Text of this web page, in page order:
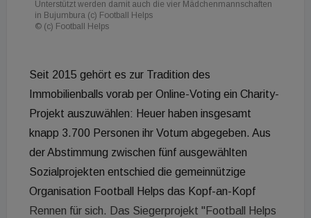
Unterstützt werden damit auch die vier Mädchenmannschaften
in Bujumbura (c) Football Helps
© (c) Football Helps
Seit 2015 gehört es zur Tradition des
Immobilienballs vorab per Online-Voting ein Charity-
Projekt auszuwählen: Heuer haben insgesamt
knapp 3.700 Personen ihr Votum abgegeben. Aus
der Abstimmung zwischen fünf ausgewählten
Sozialprojekten entschied die gemeinnützige
Organisation Football Helps das Kopf-an-Kopf
Rennen für sich. Das Siegerprojekt "Football Helps